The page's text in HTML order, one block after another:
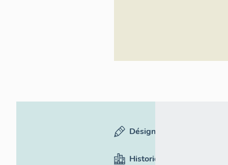
Désignation
Historique